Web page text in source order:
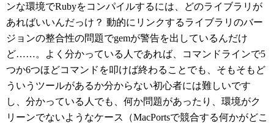
ンな環境でRubyをコンパイルするには、どのライブラリが
あればいいんだっけ？ 動的にリンクするライブラリのバー
ジョンの整合性の問題でgemが警告を出しているんだけ
ど……。よく分かっている人であれば、コマンドラインで5
つか6つほどコマンドを叩けば終わることでも、そもそもど
ういうツールがあるか分からない初心者には難しいです
し、分かっている人でも、何か問題があったり、環境がク
リーンでないようなケース（MacPortsで競合する何かがどこ